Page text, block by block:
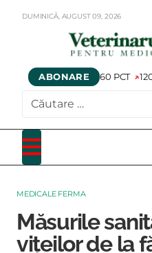
DUMINICĂ, AUGUST09, 2026
ABONARE 60 PCT
MEDICALE FERMA
Măsurile
vițeilor de la